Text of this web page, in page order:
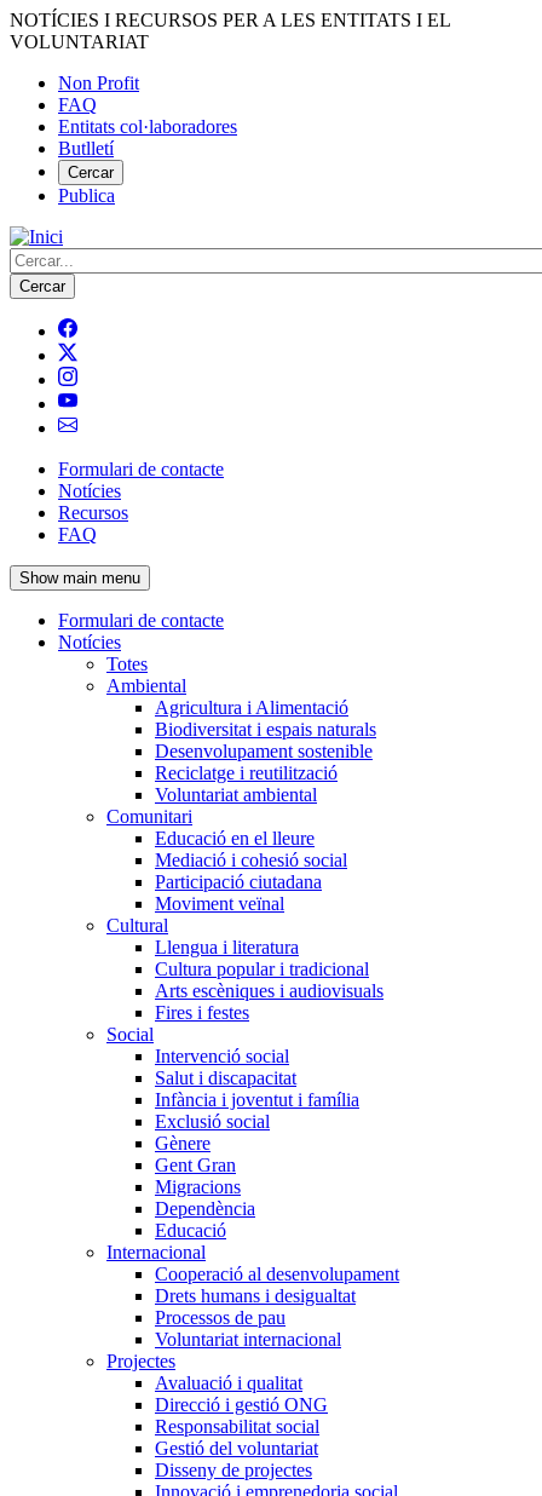
Vés
al
NOTÍCIES I RECURSOS PER A LES ENTITATS I EL
VOLUNTARIAT
Menú
del
compte
d'usuari
Non Profit
FAQ
Entitats col·laboradores
Butlletí
Cercar
Publica
Cerca
Navegació
principal
de
l'encapçalament
Formulari de contacte
Notícies
Recursos
FAQ
Show main menu
Navegació
principal
Formulari de contacte
Notícies
Totes
Ambiental
Agricultura i Alimentació
Biodiversitat i espais naturals
Desenvolupament sostenible
Reciclatge i reutilització
Voluntariat ambiental
Comunitari
Educació en el lleure
Mediació i cohesió social
Participació ciutadana
Moviment veïnal
Cultural
Llengua i literatura
Cultura popular i tradicional
Arts escèniques i audiovisuals
Fires i festes
Social
Intervenció social
Salut i discapacitat
Infància i joventut i família
Exclusió social
Gènere
Gent Gran
Migracions
Dependència
Educació
Internacional
Cooperació al desenvolupament
Drets humans i desigualtat
Processos de pau
Voluntariat internacional
Projectes
Avaluació i qualitat
Direcció i gestió ONG
Responsabilitat social
Gestió del voluntariat
Disseny de projectes
Innovació i emprenedoria social